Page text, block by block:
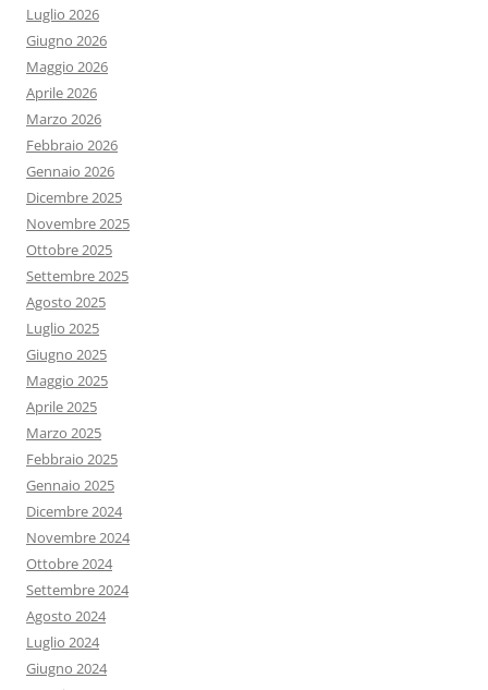
Luglio 2026
Giugno 2026
Maggio 2026
Aprile 2026
Marzo 2026
Febbraio 2026
Gennaio 2026
Dicembre 2025
Novembre 2025
Ottobre 2025
Settembre 2025
Agosto 2025
Luglio 2025
Giugno 2025
Maggio 2025
Aprile 2025
Marzo 2025
Febbraio 2025
Gennaio 2025
Dicembre 2024
Novembre 2024
Ottobre 2024
Settembre 2024
Agosto 2024
Luglio 2024
Giugno 2024